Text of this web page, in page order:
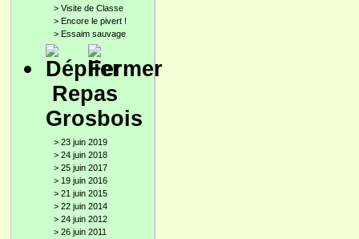
> Visite de Classe
> Encore le pivert !
> Essaim sauvage
Repas
Grosbois
> 23 juin 2019
> 24 juin 2018
> 25 juin 2017
> 19 juin 2016
> 21 juin 2015
> 22 juin 2014
> 24 juin 2012
> 26 juin 2011